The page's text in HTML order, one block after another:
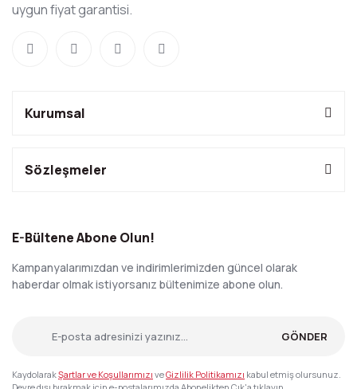
uygun fiyat garantisi.
Kurumsal
Sözleşmeler
E-Bültene Abone Olun!
Kampanyalarımızdan ve indirimlerimizden güncel olarak
haberdar olmak istiyorsanız bültenimize abone olun.
GÖNDER
KaydolarakŞartlar ve Koşullarımızı veGizlilik Politikamızı kabul etmiş olursunuz.